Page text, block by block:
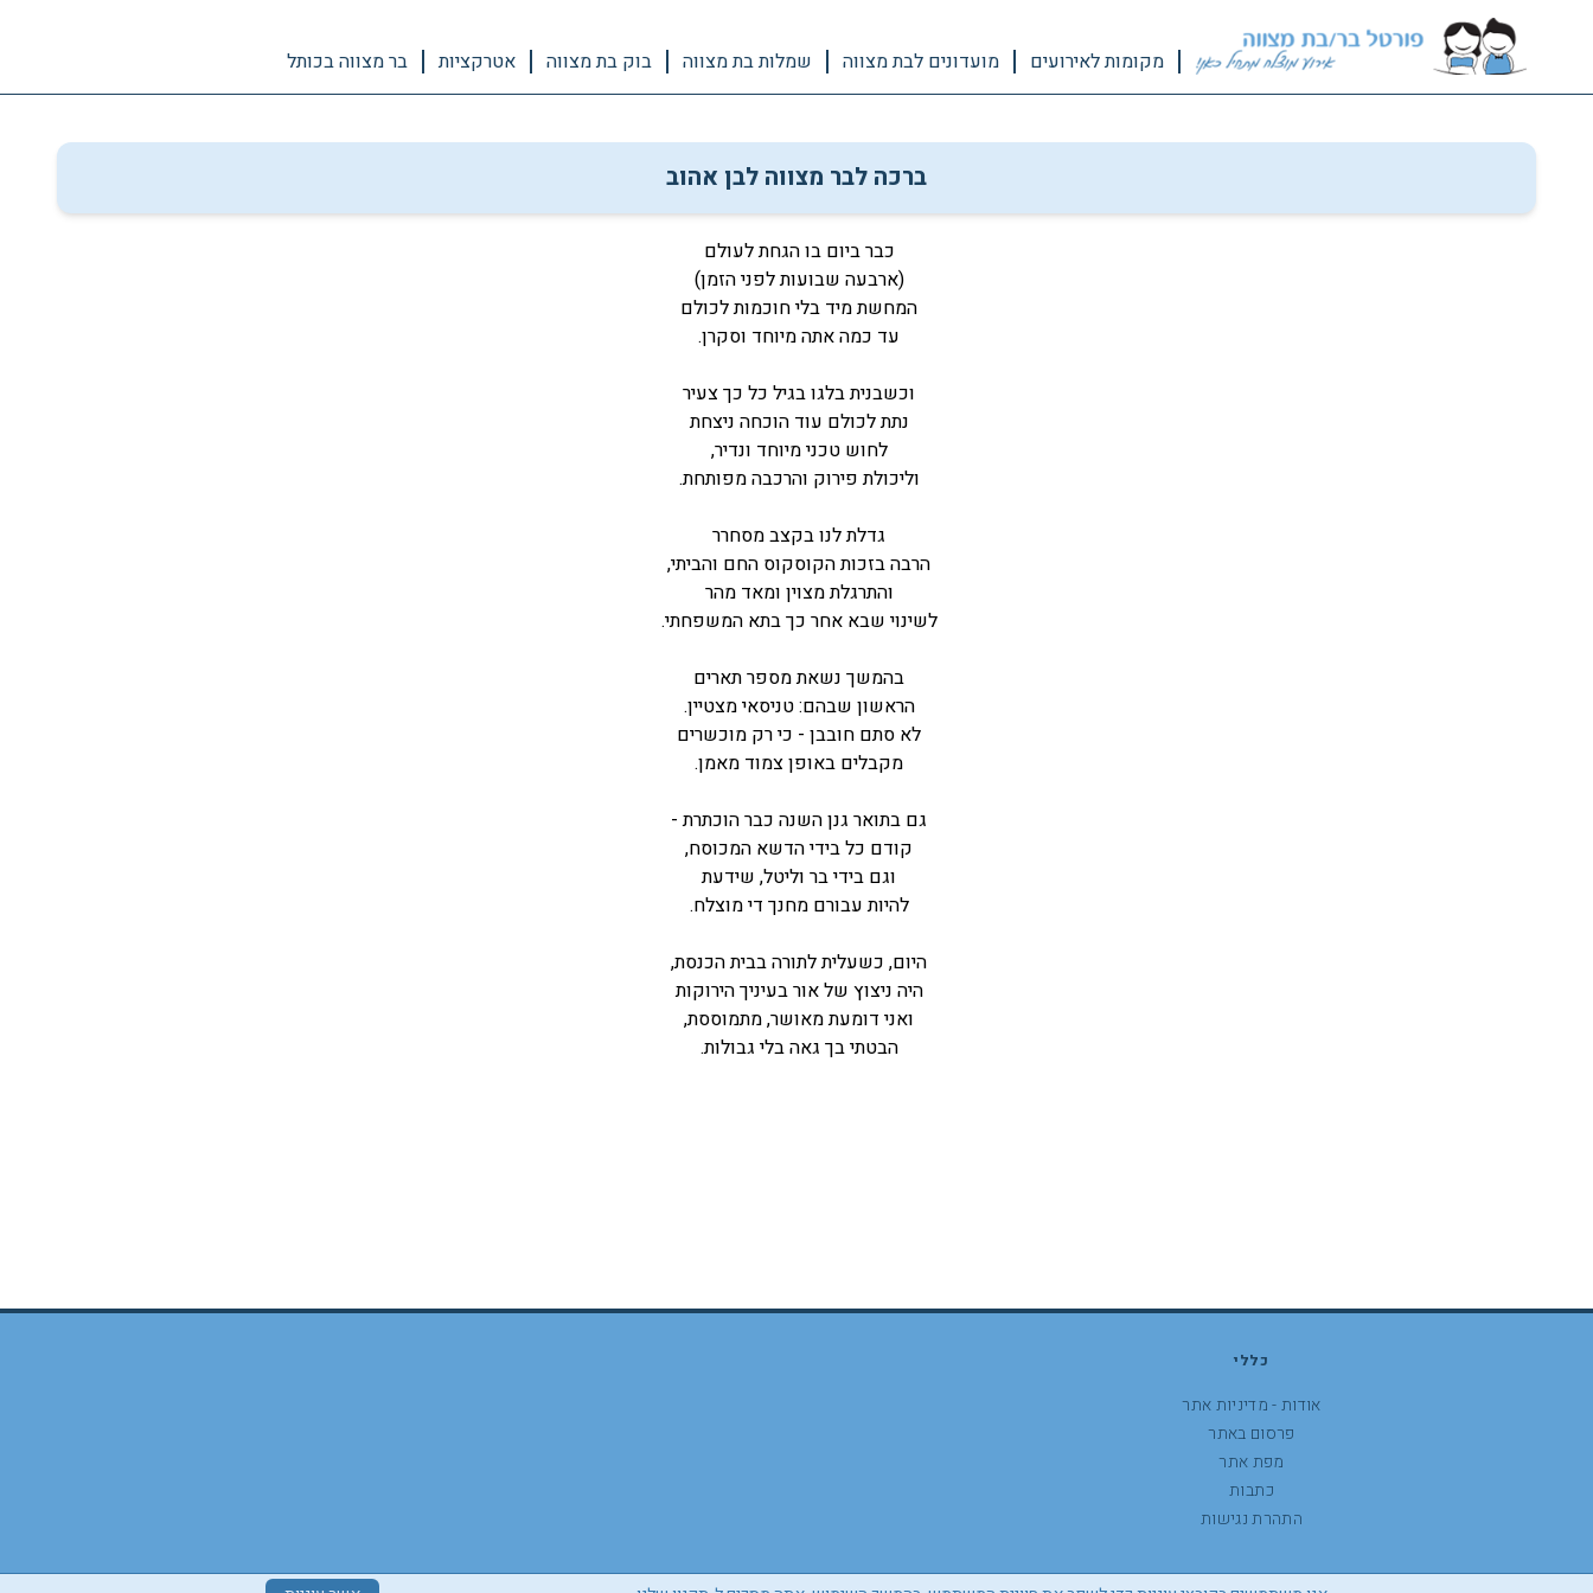
מקומות לאירועים מועדונים לבת מצווה שמלות בת מצווה בוק בת מצווה אטרקציות בר מצווה בכותל
ברכה לבר מצווה לבן אהוב
כבר ביום בו הגחת לעולם
(ארבעה שבועות לפני הזמן)
המחשת מיד בלי חוכמות לכולם
עד כמה אתה מיוחד וסקרן.
וכשבנית בלגו בגיל כל כך צעיר
נתת לכולם עוד הוכחה ניצחת
לחוש טכני מיוחד ונדיר,
וליכולת פירוק והרכבה מפותחת.
גדלת לנו בקצב מסחרר
הרבה בזכות הקוסקוס החם והביתי,
והתרגלת מצוין ומאד מהר
לשינוי שבא אחר כך בתא המשפחתי.
בהמשך נשאת מספר תארים
הראשון שבהם: טניסאי מצטיין.
לא סתם חובבן - כי רק מוכשרים
מקבלים באופן צמוד מאמן.
גם בתואר גנן השנה כבר הוכתרת -
קודם כל בידי הדשא המכוסח,
וגם בידי בר וליטל, שידעת
להיות עבורם מחנך די מוצלח.
היום, כשעלית לתורה בבית הכנסת,
היה ניצוץ של אור בעיניך הירוקות
ואני דומעת מאושר, מתמוססת,
הבטתי בך גאה בלי גבולות.
כללי
אודות - מדיניות אתר
פרסום באתר
מפת אתר
כתבות
התהרת נגישות